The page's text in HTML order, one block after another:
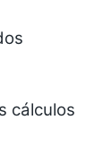
cálculos